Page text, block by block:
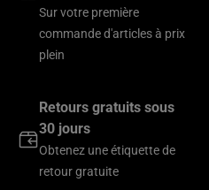
Sur votre première
commande d'articles à prix
plein
Retours gratuits sous
30 jours
Obtenez une étiquette de
retour gratuite